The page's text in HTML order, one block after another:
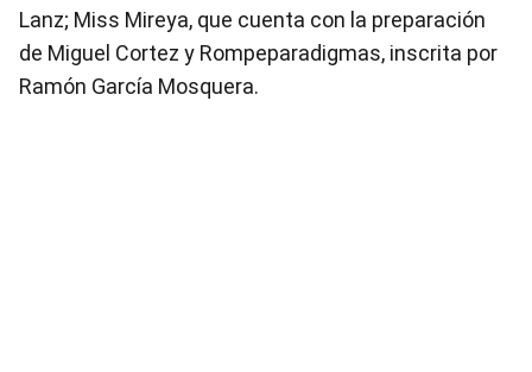
Lanz; Miss Mireya, que cuenta con la preparación
de Miguel Cortez y Rompeparadigmas, inscrita por
Ramón García Mosquera.